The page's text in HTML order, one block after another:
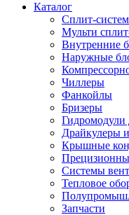
Каталог
Сплит-
Мульти
Внутренние
Наружные
Чиллеры
Фанкойлы
Бризеры
Гидромодули
Драйкулеры
Крышные
Системы
Тепловое
Запчасти